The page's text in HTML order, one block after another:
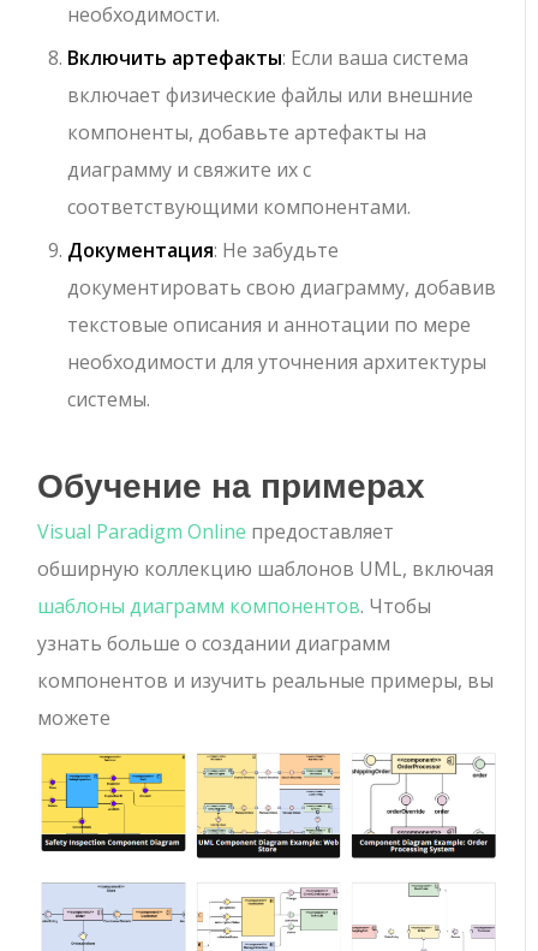
необходимости.
Включить артефакты: Если ваша система
включает физические файлы или внешние
компоненты, добавьте артефакты на
диаграмму и свяжите их с
соответствующими компонентами.
Документация: Не забудьте
документировать свою диаграмму, добавив
текстовые описания и аннотации по мере
необходимости для уточнения архитектуры
системы.
Обучение на примерах
Visual Paradigm Online предоставляет
обширную коллекцию шаблонов UML, включая
шаблоны диаграмм компонентов. Чтобы
узнать больше о создании диаграмм
компонентов и изучить реальные примеры, вы
можете